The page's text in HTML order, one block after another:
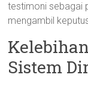
testimoni sebagai
mengambil
Sistem